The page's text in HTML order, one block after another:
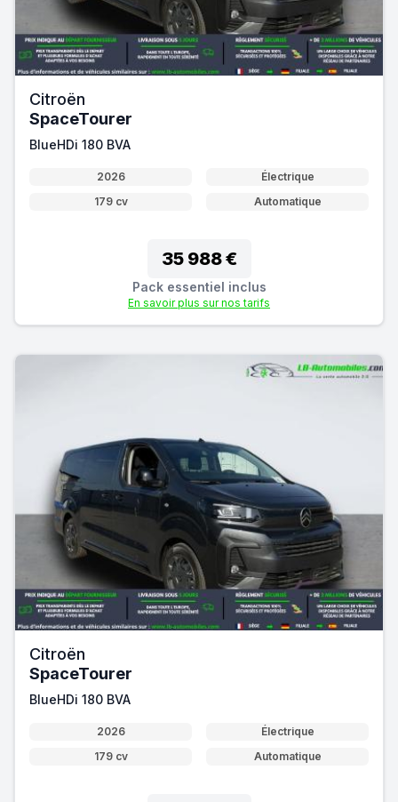
Citroën
SpaceTourer
BlueHDi 180 BVA
2026
Électrique
179 cv
Automatique
35 988 €
Pack essentiel inclus
En savoir plus sur nos tarifs
Citroën
SpaceTourer
BlueHDi 180 BVA
2026
Électrique
179 cv
Automatique